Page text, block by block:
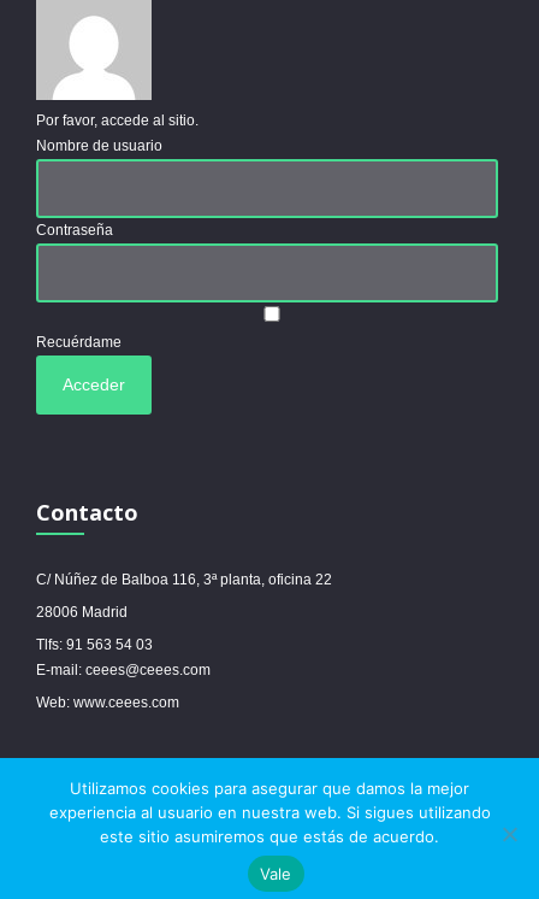
Por favor, accede al sitio.
Nombre de usuario
Contraseña
Recuérdame
Contacto
C/ Núñez de Balboa 116, 3ª planta, oficina 22
28006 Madrid
Tlfs: 91 563 54 03
E-mail: ceees@ceees.com
Web: www.ceees.com
© 2017 Ceees - Sitio web desarrollado por espa.es-Aviso legal -Política de
Utilizamos cookies para asegurar que damos la mejor
experiencia al usuario en nuestra web. Si sigues utilizando
este sitio asumiremos que estás de acuerdo.
Vale